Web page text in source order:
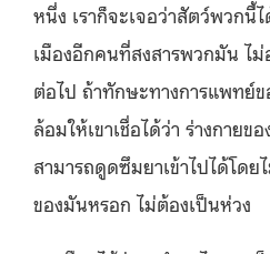
หนึ่ง เราก็จะเจอว่าสัตว์พวกนี้
เมืองอีกคนที่สงสารพวกมัน ไ
ต่อไป ถ้าทักษะทางการแพทย์ข
ล้อมให้เขาเชื่อได้ว่า ร่างกายข
สามารถดูดซึมยาเข้าไปได้โด
ของมันหรอก ไม่ต้องเป็นห่วง